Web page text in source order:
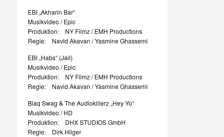
EBI „Akharin Bar“
Musikvideo / Epic
Produktion: NY Filmz / EMH Productions
Regie: Navid Akavan / Yasmine Ghassemi
EBI „Habs“ (Jail)
Musikvideo / Epic
Produktion: NY Filmz / EMH Productions
Regie: Navid Akavan / Yasmine Ghassemi
Blaq Swag & The Audiokillerz „Hey Yo“
Musikvideo / HD
Produktion: DHX STUDIOS GmbH
Regie: Dirk Hilger